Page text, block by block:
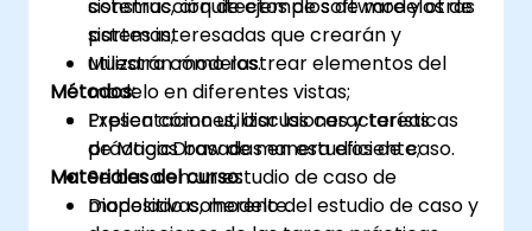
construcción de ejemplos de modelos de
sistemas;
Muestra cómo rastrear elementos del
modelo en diferentes vistas;
Explica cómo utilizar las características
de MagicDraw de manera eficiente;
Se basa en un estudio de caso de
modelado coherente.
sistemas, arquitectos de software y otras
partes interesadas que crearán y
utilizarán modelos.
Métodos:
Presentaciones, discusiones y tareas
prácticas basadas en estudios de caso.
Materiales del curso:
Diapositivas, modelo del estudio de caso y